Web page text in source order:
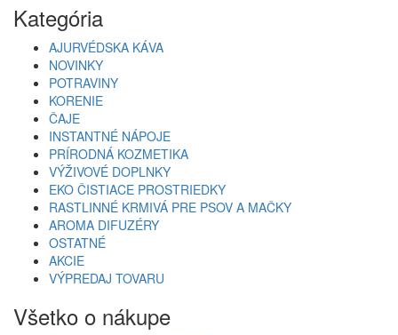
Kategória
AJURVÉDSKA KÁVA
NOVINKY
POTRAVINY
KORENIE
ČAJE
INSTANTNÉ NÁPOJE
PRÍRODNÁ KOZMETIKA
VÝŽIVOVÉ DOPLNKY
EKO ČISTIACE PROSTRIEDKY
RASTLINNÉ KRMIVÁ PRE PSOV A MAČKY
AROMA DIFUZÉRY
OSTATNÉ
AKCIE
VÝPREDAJ TOVARU
Všetko o nákupe